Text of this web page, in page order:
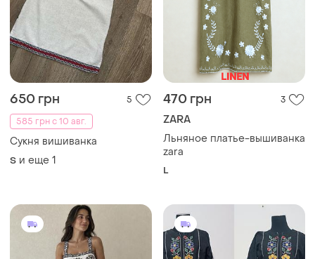
650 грн
5
585 грн с 10 авг.
Сукня вишиванка
S и еще 1
470 грн 3
ZARA
Льняное платье-вышиванка
zara
L